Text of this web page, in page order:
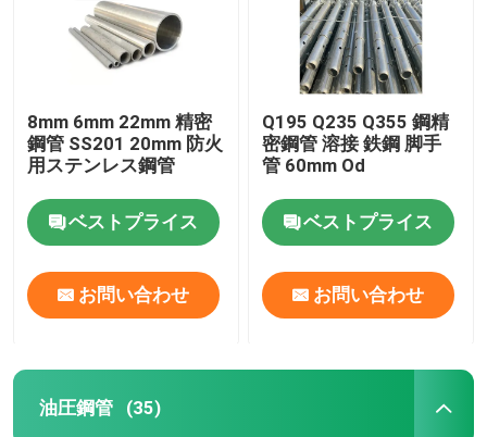
銅製のシート
金属の管付属品
8mm 6mm 22mm 精密
鋼管 SS201 20mm 防火
用ステンレス鋼管
ベストプライス
お問い合わせ
Q195 Q235 Q355 鋼精
密鋼管 溶接 鉄鋼 脚手
管 60mm Od
ベストプライス
お問い合わせ
油圧鋼管 (35)